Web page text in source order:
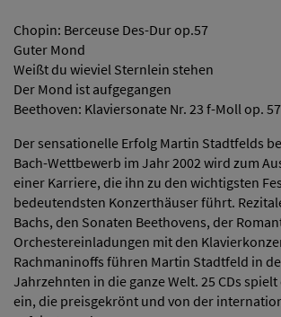
Chopin: Berceuse Des-Dur op.57
Guter Mond
Weißt du wieviel Sternlein stehen
Der Mond ist aufgegangen
Beethoven: Klaviersonate Nr. 23 f-Moll op.
Der sensationelle Erfolg Martin Stadtfelds
Bach-Wettbewerb im Jahr 2002 wird zum
einer Karriere, die ihn zu den wichtigsten
bedeutendsten Konzerthäuser führt.
Bachs, den Sonaten Beethovens, der
Orchestereinladungen mit den
Rachmaninoffs führen Martin Stadtfeld in
Jahrzehnten in die ganze Welt. 25 CDs
ein, die preisgekrönt und von der